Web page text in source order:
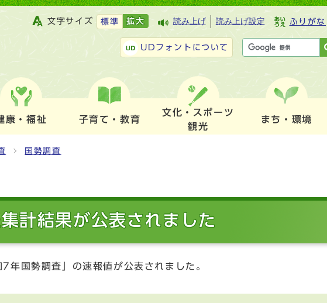
文字サイズ 標準 拡大 読み上げ 読み上げ設定 ふりがな
UDフォントについて
康・福祉 子育て・教育
文化・スポーツ
観光
まち・環境
国勢調査
計結果が公表されました
国勢調査」の速報値が公表されました。